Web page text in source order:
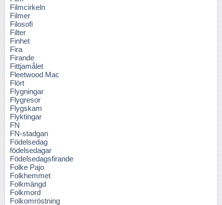
Filmcirkeln
Filmer
Filosofi
Filter
Finhet
Fira
Firande
Fittjamålet
Fleetwood Mac
Flört
Flygningar
Flygresor
Flygskam
Flyktingar
FN
FN-stadgan
Födelsedag
födelsedagar
Födelsedagsfirande
Folke Pajo
Folkhemmet
Folkmängd
Folkmord
Folkomröstning